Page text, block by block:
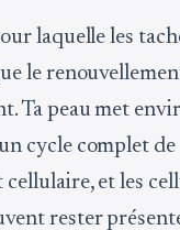
laquelle les
le
Ta peau met
cycle complet de
et les
rester